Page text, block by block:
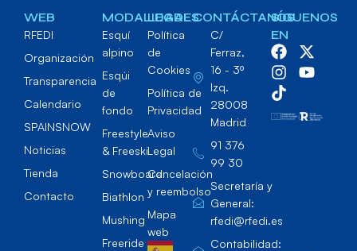
WEB
RFEDI
Organización
Transparencia
Calendario
SPAINSNOW
Noticias
Tienda
Contacto
MODALIDADES
Esquí
alpino
Esqúi
de
fondo
Freestyle
& Freeski
Snowboard
Biathlon
Mushing
Freeride
LEGAL
Política
de
Cookies
Política de
Privacidad
Aviso
Legal
Cancelación
y reembolso
Mapa
web
CONTÁCTANOS
C/
Ferraz,
16 - 3º
Izq.
28008
Madrid
91 376
99 30
Secretaría y
General:
rfedi@rfedi.es
Contabilidad:
SÍGUENOS
EN